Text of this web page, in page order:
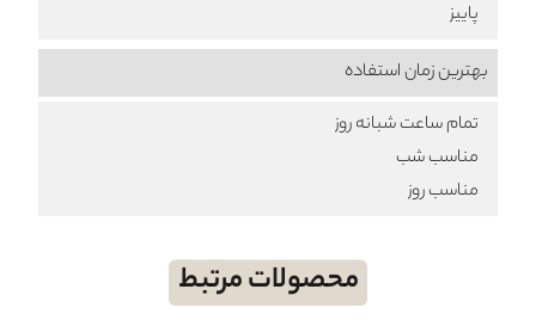
پاییز
بهترین زمان استفاده
تمام ساعت شبانه روز
مناسب شب
مناسب روز
محصولات مرتبط